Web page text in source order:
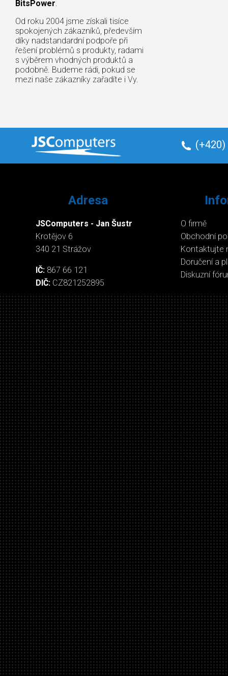
BitsPower.
Od roku 2004 jsme získali tisíce
spokojených zákazníků, především
díky nadstandardní podpoře při
řešení problémů s produkty, radami
s výběrem vhodných produktů a
podobně. Budeme rádi, pokud se
mezi naše zákazníky zařadíte i Vy.
(+420)
Adresa
JSComputers - Jan Šustr
Krotějov 6
340 21 Strážov
IČ: 867 66 121
DIČ: CZ821252895
O firmě
Obchodní
Kontaktujte
Doručení a
Diskuzní